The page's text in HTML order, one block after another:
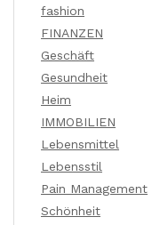
fashion
FINANZEN
Geschäft
Gesundheit
Heim
IMMOBILIEN
Lebensmittel
Lebensstil
Pain Management
Schönheit